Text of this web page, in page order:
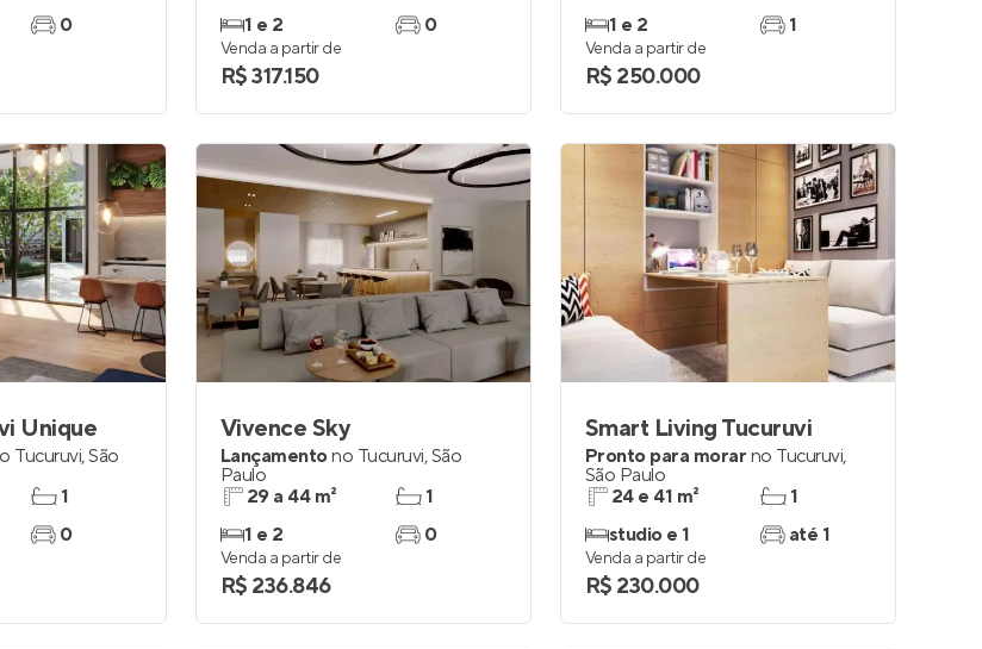
0
1 e 2
0
Venda a partir de
R$ 317.150
1 e 2
1
Venda a partir de
R$ 250.000
Unique
Tucuruvi,São
1
0
Vivence Sky
Lançamentono Tucuruvi,São
Paulo
29 a 44 m²
1 e 2
1
0
Venda a partir de
R$ 236.846
Smart Living Tucuruvi
Pronto para morar no Tucuruvi,
São Paulo
24 e 41 m²
studio e 1
1
até 1
Venda a partir de
R$ 230.000